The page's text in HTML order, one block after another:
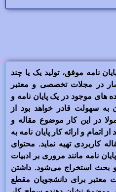
نامه موفق، تولید یک یا چند
در مجلات تخصصی و معتبر
های موجود در یک پایان نامه و
سهولت قادر خواهد بود از
در این کار موضوع مقاله و
اتمام و ارائه کار پایان نامه به
کاربردی تهیه نماید. محتوای
نامه مانند مروری بر ادبیات
بحث استخراج می‌شود. داشتن
معتبر برای دانشجویان مقطع